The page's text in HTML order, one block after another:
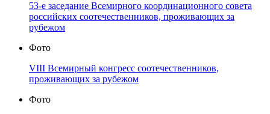
53-е заседание Всемирного координационного совета
российских соотечественников, проживающих за
рубежом
Фото
VIII Всемирный конгресс соотечественников,
проживающих за рубежом
Фото